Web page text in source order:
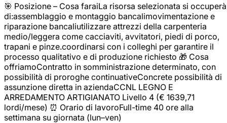
🎯 Posizione – Cosa faraiLa risorsa selezionata si occuperà
di:assemblaggio e montaggio bancalimovimentazione e
riparazione bancaliutilizzare attrezzi della carpenteria
medio/leggera come cacciaviti, avvitatori, piedi di porco,
trapani e pinze.coordinarsi con i colleghi per garantire il
processo qualitativo e di produzione richiesto 🎁 Cosa
offriamoContratto in somministrazione determinato, con
possibilità di proroghe continuativeConcrete possibilità di
assunzione diretta in aziendaCCNL LEGNO E
ARREDAMENTO ARTIGIANATO Livello 4 (€ 1639,71
lordi/mese) ⏰ Orario di lavoroFull-time 40 ore alla
settimana su giornata (lun–ven)